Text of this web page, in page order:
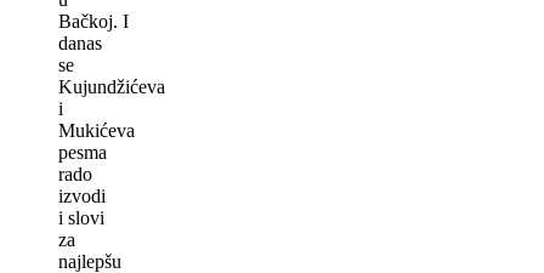
Bačkoj. I
danas
se
Kujundžićeva
i
Mukićeva
pesma
rado
izvodi
i slovi
za
najlepšu